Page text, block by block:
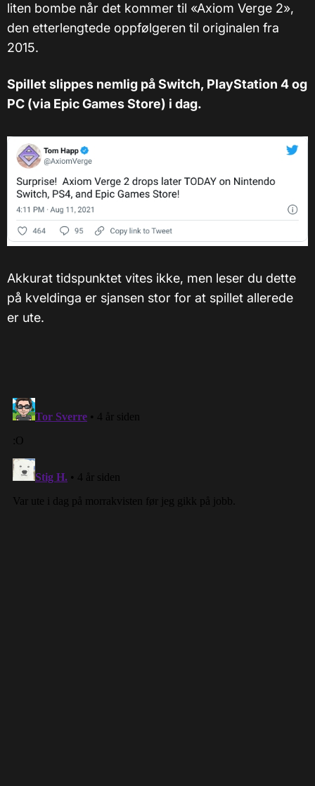
liten bombe når det kommer til «Axiom Verge 2»,
den etterlengtede oppfølgeren til originalen fra
2015.
Spillet slippes nemlig på Switch, PlayStation 4 og
PC (via Epic Games Store) i dag.
Akkurat tidspunktet vites ikke, men leser du dette
på kveldinga er sjansen stor for at spillet allerede
er ute.